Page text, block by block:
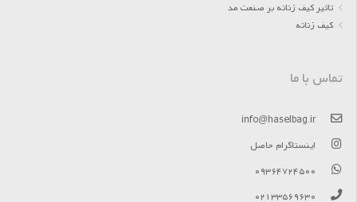
تاثیر کیف زنانه بر صنعت مد
کیف زنانه
تماس با ما
info@haselbag.ir
اینستاگرام حاصل
09364724500
02133569630